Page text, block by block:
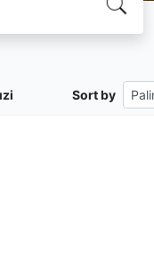
Sort by